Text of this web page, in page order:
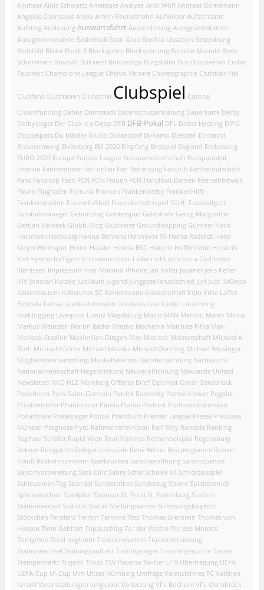
Alkmaar Alois Schwartz Amateure Analyse Andi Wolf Andreas Bornemann
Angelos Charisteas Areva Armin Reutershahn Aufkleber Aufsichtsrat
Aufstieg Auslosung Auswärtsfahrt Auszeichnung Autogrammkarten
Autogrammstunde Basketball Basti Grau Benfica Lissabon Bestechung
Bielefeld Bilder Block 8 Blocksperre Blocksperrung Bomber Manolo Boris
Schommers Boykott Bukarest Bundesliga Burgstaller Bus Busüberfall Cedric
Teuchert Champions League Chievo Verona Choreographie Christian Fiel
Clubfans Clubfrauen Clubschal Clubspiel Corona
Crowdfunding Danke Darmstadt Datenschutzerklärung Dauerkarte Derby
Derbysieger Der Club is a Depp DFB DFB-Pokal DFL Dieter Hecking DIPG
Doppelpass Du bläider Glubb Düsseldorf Dynamo Dresden Eintracht
Braunschweig Elversberg EM 2020 Empfang Endspiel England Entlassung
EURO 2020 Europa Europa League Europameisterschaft Europapokal
Everton Fahnenmeier fair-unfair Fan-Betreuung Fanclub Fanfreundschaft
Fans Fanshop Fazit FCN FCN-Frauen FCN-Handball-Damen Fernsehbeweis
Finale Flughafen Fortuna Franken Frankenderby FrankenHilft
Frankenstadion Frauenfußball Freundschaftsspiel Fürth Fussballgott
Fussballmanager Geburtstag Geisterspiel Geldstrafe Georg Margreitter
Gertjan Verbeek Glubb-Blog Glubberer Groundhopping Günther Koch
Hallimash Hamburg Hanno Behrens Hannover 96 Hansa Rostock Hans
Meyer Heimspiel Heino Hassler Hertha BSC Historie Hoffenheim Holstein
Kiel Hymne IceTigers Ich bereue diese Liebe nicht Iech bin a Glubberer
Illertissen Impressum Inter Mailand iPhone Jan Koller Japaner Jens Keller
JHV Jonatan Kotzke Jubiläum Jugend Junggesellenabschied Juri Judt KaDepp
Kaiserslautern Karlsruher SC Karriereende Klassenerhalt Köln Krise Laffer
Bimbela Larisa Leierkastenmann Leihbasis Levi Lieder Linastrong
liveblogging Liverpool Lizenz Magdeburg Mainz MAN Manolo Marek Mintal
Markus Weinzierl Martin Bader Matavz Mathenia Matthias Fifka Max-
Morlock-Stadion Maximilian Dittgen Max Morlock Meisterschaft Michael A.
Roth Michael Köllner Michael Meeske Michael Oenning Michael Wiesinger
Mitgliederversammlung Muskelfaserriss Nachbetrachtung Nachwuchs
Nationalmannschaft Negativrekord Neuverpflichtung Newcastle United
Newsletter NKD NLZ Nürnberg Offener Brief Optimist Oskar Osnabrück
Paderborn Paris Saint-Germain Patrick Rakovsky Pattex-Klewer Pegnitz
Pfostentreffer Phantomtor Pinola Platini Podcast Podiumsdiskussion
Pokalfinale Pokalsieger Polizei Präsidium Premier League Presse Preussen
Münster Prognose Pyro Rahmenterminplan Ralf Woy Randale Ranking
Raphael Schäfer Rapid Wien Real Mallorca Rechenbeispiel Regensburg
Rekord Relegation Relegationsspiele René Weiler Restprogramm Robert
Klauß Rückennummern Saarbrücken Saisoneröffnung Saisonspende
Saisonvorbereitung Sasa Ciric Satire Schal Schalke 04 Schicksalsspiel
Schleusener-Tag Skandal Sondertrikot Sonderzug Sperre Spielabbruch
Spielerwechsel Spielplan Sponsor St. Pauli St. Petersburg Stadion
Stadionverbot Statistik Statue Stellungnahme Stimmungsboykott
Stöckchen Tendenz Termin Termine Test Thomas Grethlein Thomas von
Heesen Timo Gebhart Topzuschlag Tor der Woche Tor des Monats
Torhymne Total beglubbt Traditionsverein Trainerentlassung
Trainerwechsel Trainingsauftakt Trainingslager Transfergerüchte Trauer
Trempelmarkt Trigami Trikot TSV Havelse Twitter U19 Übertragung UEFA
UEFA-Cup UI-Cup Ulm Ultras Nürnberg Umfrage Valenciennes FC Valèrien
Ismaël Veranstaltungen verglubbt Verletzung VFL Bochum VFL Osnabrück